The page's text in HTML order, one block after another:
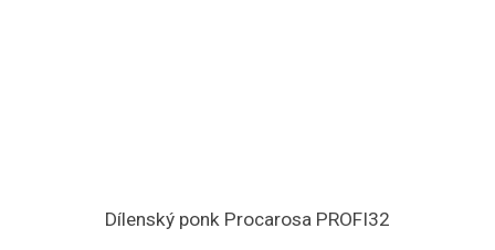
Dílenský ponk Procarosa PROFI32